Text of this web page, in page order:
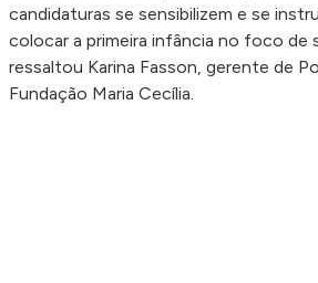
candidaturas se sensibilizem e se
colocar a primeira infância no foco de
ressaltou Karina Fasson, gerente de
Fundação Maria Cecília.